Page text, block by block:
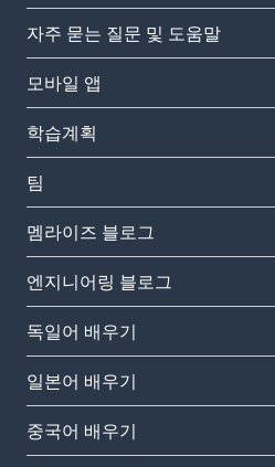
자주 묻는 질문 및 도움말
모바일 앱
학습계획
팀
멤라이즈 블로그
엔지니어링 블로그
독일어 배우기
일본어 배우기
중국어 배우기